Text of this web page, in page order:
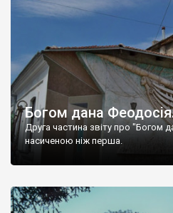
Богом дана
Друга частина звіту про "Богом
насиченою ніж перша.